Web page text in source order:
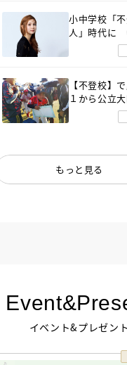
小中学校「
人」時代に
んが審査委
生動画甲子
【不登校】
１から公立
２で起立性
るまで３年
もっと見る
イベント&プレゼント